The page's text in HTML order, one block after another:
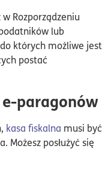
Rozporządzeniu
lub
których możliwe jest
postać
paragonów
kasa fiskalna musi być
Możesz posłużyć się